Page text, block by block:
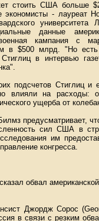
стоить США больше
экономисты - лауреат
данные
кампания с
в $500 млрд. "Но
в интервью
подсчетов Стиглиц
влияли на расходы:
ущерба от
предусматривает,
сил США в
им
конгресса.
обвал
Джордж Сорос
в связи с резким